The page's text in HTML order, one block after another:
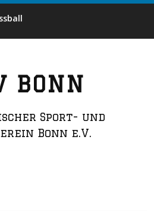
BONN
Sport- und
Bonn e.V.